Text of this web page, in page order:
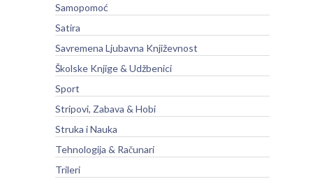
Samopomoć
Satira
Savremena Ljubavna Književnost
Školske Knjige & Udžbenici
Sport
Stripovi, Zabava & Hobi
Struka i Nauka
Tehnologija & Računari
Trileri